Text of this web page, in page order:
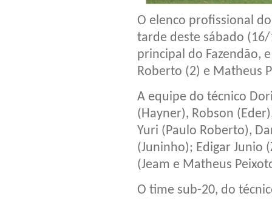
O elenco profissional
tarde deste sábado
principal do Fazendão,
Roberto (2) e Matheus
A equipe do técnico
(Hayner), Robson
Yuri (Paulo Roberto),
(Juninho); Edigar Junio
(Jeam e Matheus
O time sub-20, do